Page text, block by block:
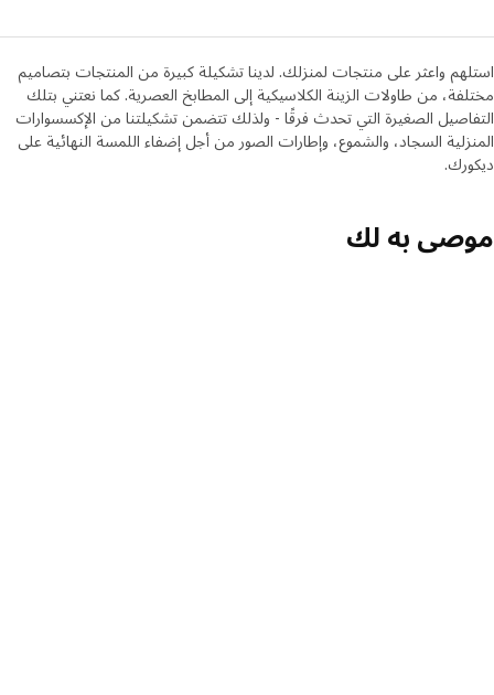
استلهم واعثر على منتجات لمنزلك. لدينا تشكيلة كبيرة من المنتجات بتصاميم
مختلفة، من طاولات الزينة الكلاسيكية إلى المطابخ العصرية. كما نعتني بتلك
التفاصيل الصغيرة التي تحدث فرقًا - ولذلك تتضمن تشكيلتنا من الإكسسوارات
المنزلية السجاد، والشموع، وإطارات الصور من أجل إضفاء اللمسة النهائية على
ديكورك.
موصى به لك